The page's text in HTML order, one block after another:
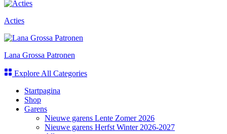
Acties
Lana Grossa Patronen
Explore All Categories
Startpagina
Shop
Garens
Nieuwe garens Lente Zomer 2026
Nieuwe garens Herfst Winter 2026-2027